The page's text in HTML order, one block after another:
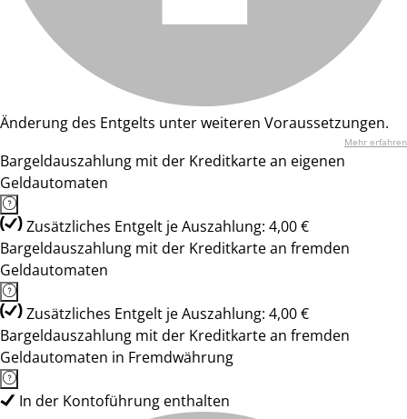
Änderung des Entgelts unter weiteren Voraussetzungen.
Mehr erfahren
Bargeldauszahlung mit der Kreditkarte an eigenen
Geldautomaten
Zusätzliches Entgelt je Auszahlung: 4,00 €
Bargeldauszahlung mit der Kreditkarte an fremden
Geldautomaten
Zusätzliches Entgelt je Auszahlung: 4,00 €
Bargeldauszahlung mit der Kreditkarte an fremden
Geldautomaten in Fremdwährung
In der Kontoführung enthalten